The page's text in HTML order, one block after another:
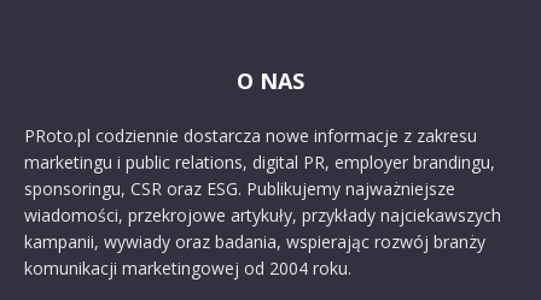
O NAS
PRoto.pl codziennie dostarcza nowe informacje z zakresu
marketingu i public relations, digital PR, employer brandingu,
sponsoringu, CSR oraz ESG. Publikujemy najważniejsze
wiadomości, przekrojowe artykuły, przykłady najciekawszych
kampanii, wywiady oraz badania, wspierając rozwój branży
komunikacji marketingowej od 2004 roku.